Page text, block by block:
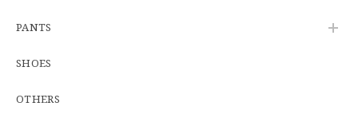
PANTS
SHOES
OTHERS